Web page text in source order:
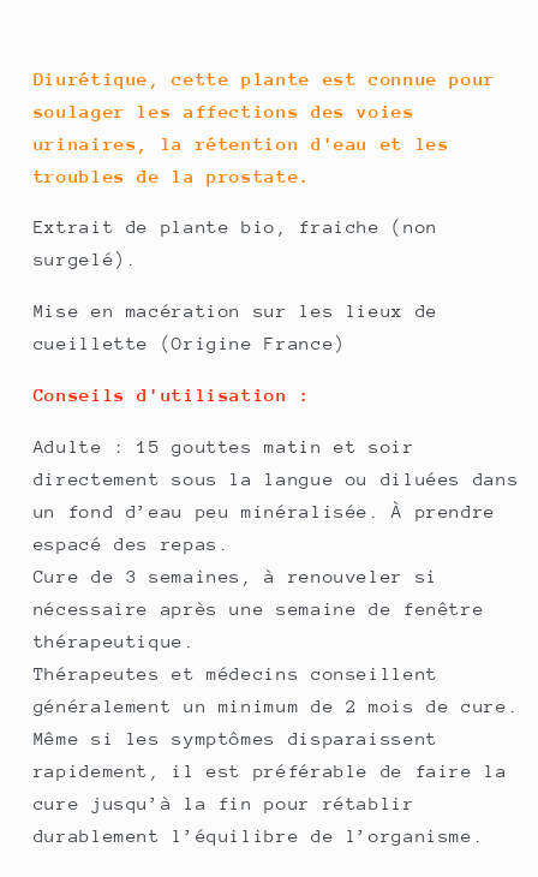
Diurétique, cette plante est connue pour
soulager les affections des voies
urinaires, la rétention d'eau et les
troubles de la prostate.
Extrait de plante bio, fraiche (non
surgelé).
Mise en macération sur les lieux de
cueillette (Origine France)
Conseils d'utilisation :
Adulte : 15 gouttes matin et soir
directement sous la langue ou diluées dans
un fond d’eau peu minéralisée. À prendre
espacé des repas.
Cure de 3 semaines, à renouveler si
nécessaire après une semaine de fenêtre
thérapeutique.
Thérapeutes et médecins conseillent
généralement un minimum de 2 mois de cure.
Même si les symptômes disparaissent
rapidement, il est préférable de faire la
cure jusqu’à la fin pour rétablir
durablement l’équilibre de l’organisme.